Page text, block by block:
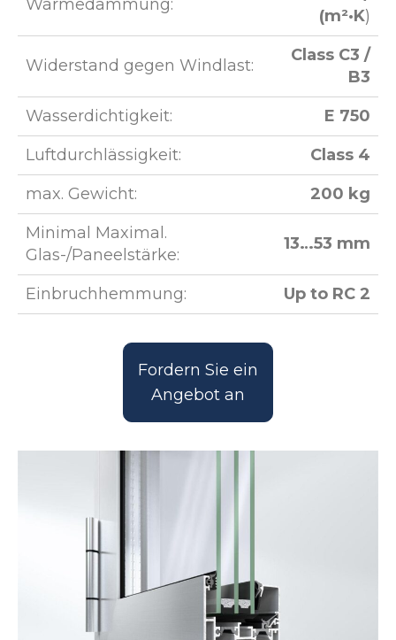
Wärmedämmung:
(m²·K)
Widerstand gegen Windlast:
Class C3 /
B3
Wasserdichtigkeit:
E 750​
Luftdurchlässigkeit:
Class 4
max. Gewicht:
200 kg
Minimal Maximal.
Glas-/Paneelstärke:
13…53 mm
Einbruchhemmung: Up to RC 2
Fordern Sie ein
Angebot an